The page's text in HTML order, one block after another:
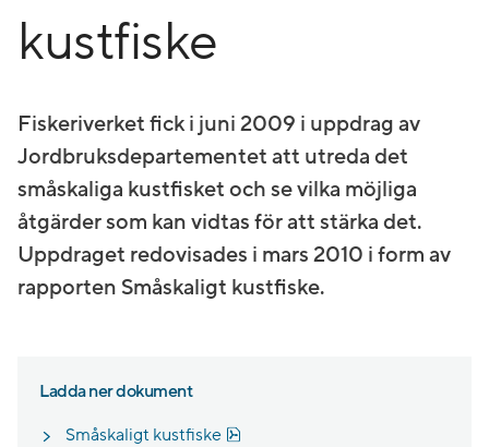
kustfiske
Fiskeriverket fick i juni 2009 i uppdrag av
Jordbruksdepartementet att utreda det
småskaliga kustfisket och se vilka möjliga
åtgärder som kan vidtas för att stärka det.
Uppdraget redovisades i mars 2010 i form av
rapporten Småskaligt kustfiske.
Ladda ner dokument
Småskaligt kustfiske